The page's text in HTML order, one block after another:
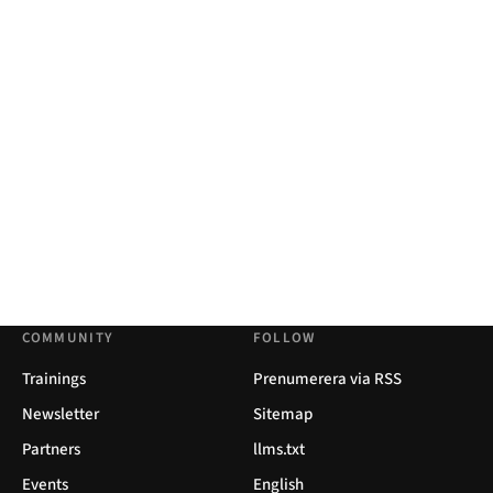
COMMUNITY
Trainings
Newsletter
Partners
Events
FOLLOW
Prenumerera via RSS
Sitemap
llms.txt
English